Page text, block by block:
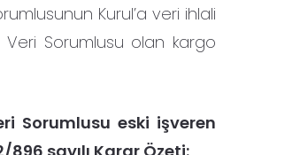
Kurul’a veri ihlali
Veri Sorumlusu olan kargo
Sorumlusu eski işveren